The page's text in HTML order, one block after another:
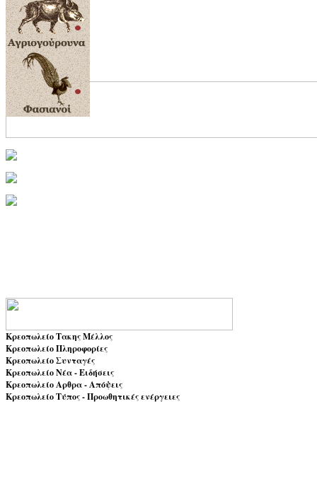
Κρεοπωλείο Τακης Μέλλος
Κρεοπωλείο Πληροφορίες
Κρεοπωλείο Συνταγές
Κρεοπωλείο Νέα - Ειδήσεις
Κρεοπωλείο Αρθρα - Απόψεις
Κρεοπωλείο Τύπος - Προωθητικές ενέργειες